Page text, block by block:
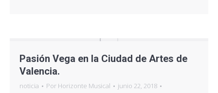
Pasión Vega en la Ciudad de Artes de
Valencia.
noticia Por Horizonte Musical
junio 22, 2018